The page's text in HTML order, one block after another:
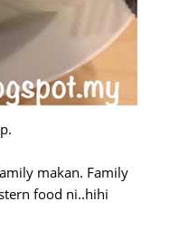
makan. Family
food ni..hihi